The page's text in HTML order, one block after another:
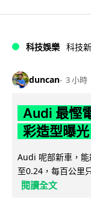
科技娛樂 科技
duncan 3 小時
Audi 最慳
彩造型曝
Audi 呢部新車，
至0.24，每百公里
閱讀全文